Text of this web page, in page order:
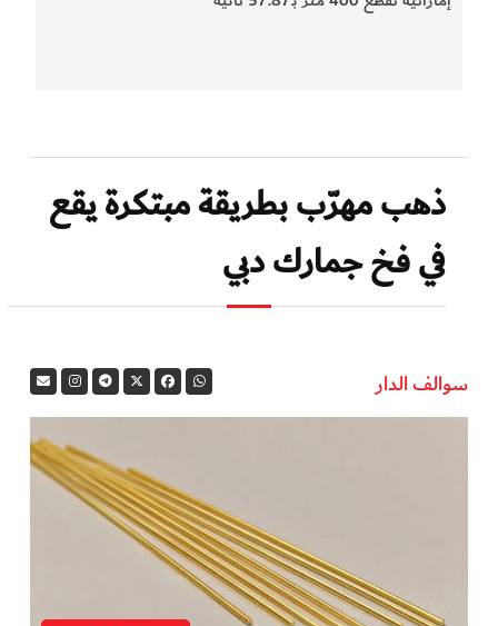
ذهب مهرّب بطريقة مبتكرة يقع
في فخ جمارك دبي
سوالف الدار